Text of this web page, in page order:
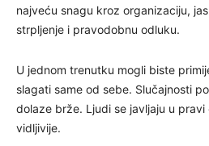
najveću snagu kroz organizaciju,
strpljenje i pravodobnu odluku.
U jednom trenutku mogli biste
slagati same od sebe. Slučajnosti
dolaze brže. Ljudi se javljaju u
vidljivije.